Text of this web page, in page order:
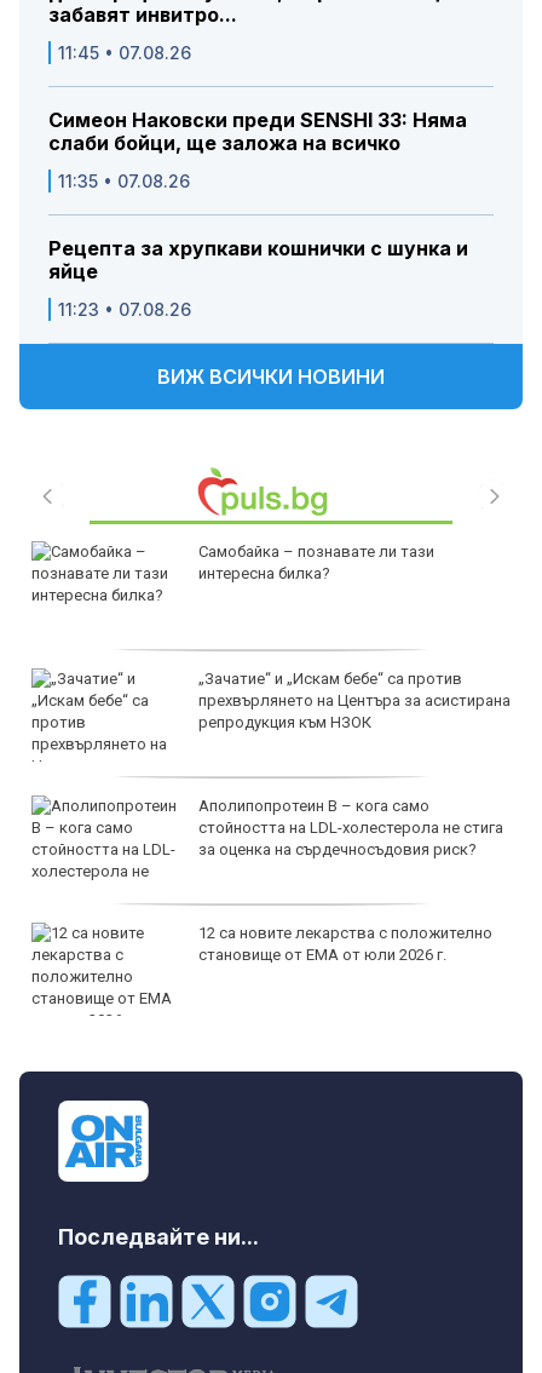
забавят инвитро...
11:45 • 07.08.26
Симеон Наковски преди SENSHI 33: Няма
слаби бойци, ще заложа на всичко
11:35 • 07.08.26
Рецепта за хрупкави кошнички с шунка и
яйце
11:23 • 07.08.26
ВИЖ ВСИЧКИ НОВИНИ
Самобайка – познавате ли тази
интересна билка?
„Зачатие“ и „Искам бебе“ са против
прехвърлянето на Центъра за асистирана
репродукция към НЗОК
Аполипопротеин B – кога само
стойността на LDL-холестерола не стига
за оценка на сърдечносъдовия риск?
12 са новите лекарства с положително
становище от ЕМА от юли 2026 г.
Последвайте ни...